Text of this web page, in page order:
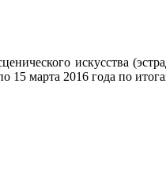
искусства
марта 2016 года по